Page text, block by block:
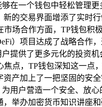
一个钱包中轻松管理
的交易界面增添了实时
场合作方面，TP钱包
）项目达成了战略合作
提供了更多元化的投资
点，TP钱包深知这一点
产加上了一把坚固的安
用户营造一个安全、放
举办加密货币知识讲座